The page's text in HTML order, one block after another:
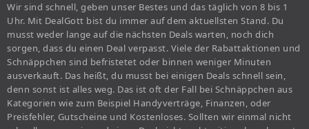
Wir sind schnell, geben unser Bestes und das täglich von 8 bis 1
Uhr. Mit DealGott bist du immer auf dem aktuellsten Stand. Du
musst weder lange auf die nächsten Deals warten, noch dich
sorgen, dass du einen Deal verpasst. Viele der Rabattaktionen und
Schnäppchen sind befristetet oder binnen weniger Minuten
ausverkauft. Das heißt, du musst bei einigen Deals schnell sein,
denn sonst ist alles weg. Das ist oft der Fall bei Schnäppchen aus
Kategorien wie zum Beispiel Handyverträge, Finanzen, oder
Preisfehler, Gutscheine und Kostenloses. Sollten wir einmal nicht